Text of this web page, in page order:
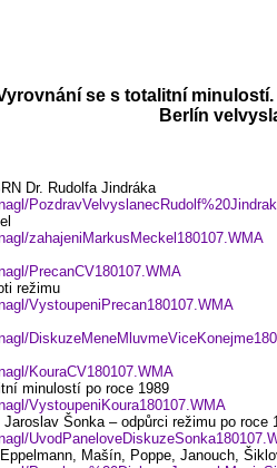
se s totalitní
Berlín
Dr. Rudolfa Jindráka
zahajeniMarkusMeckel180107.WMA
PrecanCV180107.WMA
režimu
VystoupeniPrecan180107.WMA
KouraCV180107.WMA
minulostí po roce 1989
VystoupeniKoura180107.WMA
Šonka – odpůrci režimu po
Mašín, Poppe, Janouch,